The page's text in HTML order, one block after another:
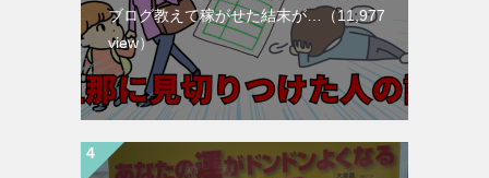
ブログ教えて稼がせた結末が…
（11,977
view）